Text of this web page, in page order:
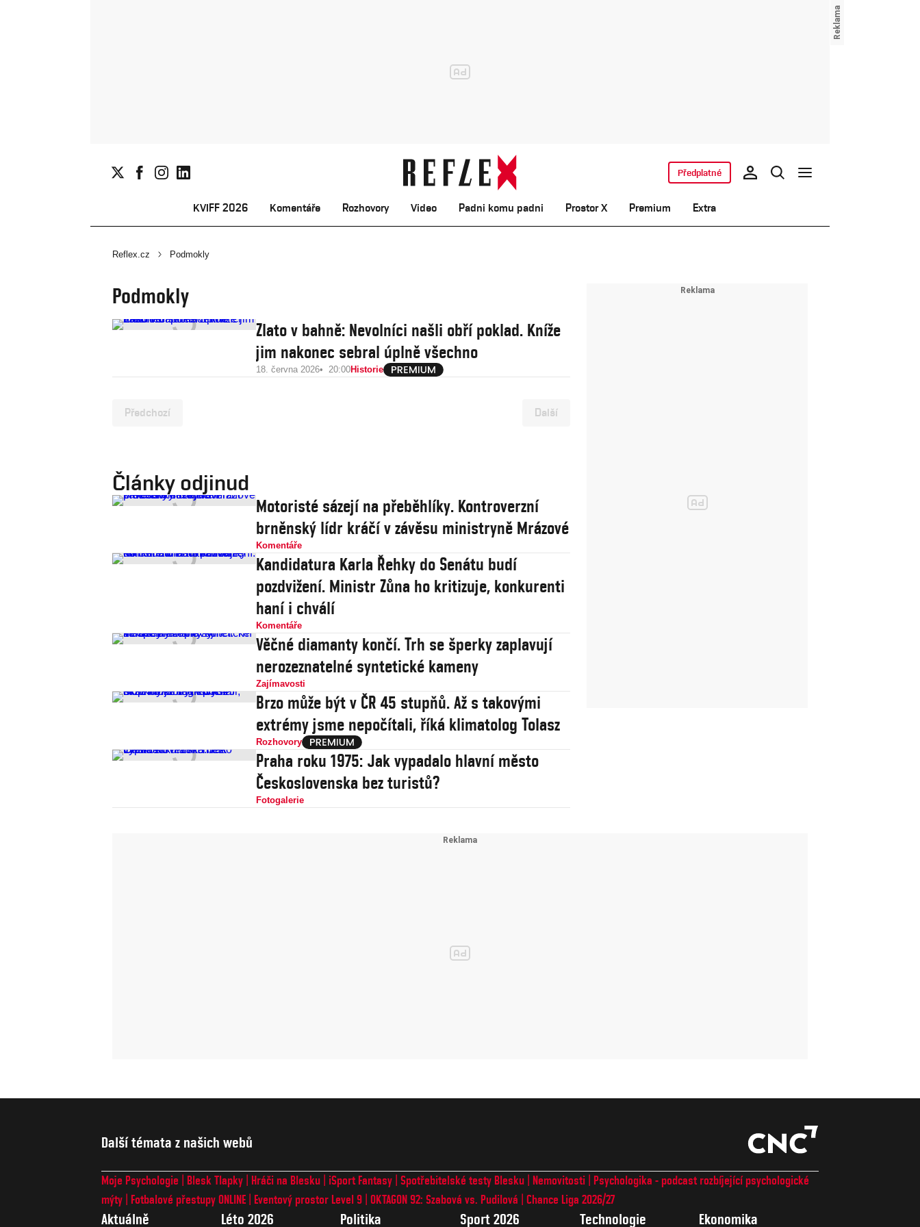
KVIFF 2026 Komentáře Rozhovory Video Padni komu padni Prostor X Premium Extra
Předplatné
Reflex.cz Podmokly
Podmokly
Zlato v bahně: Nevolníci našli obří poklad. Kníže
jim nakonec sebral úplně všechno
18. června 2026 20:00Historie
Předchozí Další
Články odjinud
Motoristé sázejí na přeběhlíky. Kontroverzní
brněnský lídr kráčí v závěsu ministryně Mrázové
Komentáře
Kandidatura Karla Řehky do Senátu budí
pozdvižení. Ministr Zůna ho kritizuje, konkurenti
haní i chválí
Komentáře
Věčné diamanty končí. Trh se šperky zaplavují
nerozeznatelné syntetické kameny
Zajímavosti
Brzo může být v ČR 45 stupňů. Až s takovými
extrémy jsme nepočítali, říká klimatolog Tolasz
Rozhovory
Praha roku 1975: Jak vypadalo hlavní město
Československa bez turistů?
Fotogalerie
Další témata z našich webů
Moje Psychologie Blesk Tlapky Hráči na Blesku iSport Fantasy Spotřebitelské testy Blesku Nemovitosti
Psychologika - podcast rozbíjející psychologické
mýty
Fotbalové přestupy ONLINE Eventový prostor Level 9 OKTAGON 92: Szabová vs. Pudilová Chance Liga 2026/27
Aktuálně Léto 2026 Politika Sport 2026 Technologie Ekonomika